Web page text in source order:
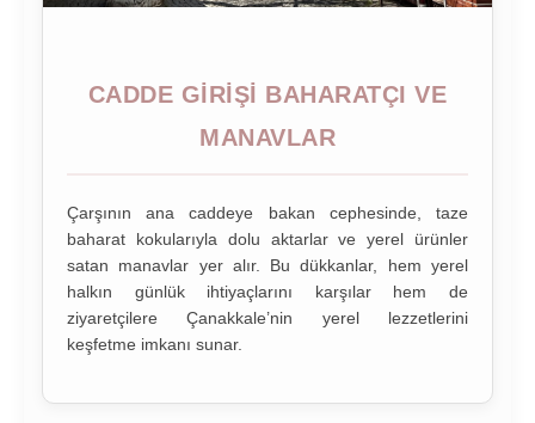
CADDE GIRIŞI BAHARATÇI VE
MANAVLAR
Çarşının ana caddeye bakan cephesinde, taze
baharat kokularıyla dolu aktarlar ve yerel ürünler
satan manavlar yer alır. Bu dükkanlar, hem yerel
halkın günlük ihtiyaçlarını karşılar hem de
ziyaretçilere Çanakkale’nin yerel lezzetlerini
keşfetme imkanı sunar.